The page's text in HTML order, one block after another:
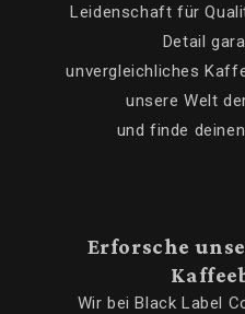
Leidenschaft für
Detail
unvergleichliches
unsere Welt
und finde
Erforsche
Wir bei Black Label